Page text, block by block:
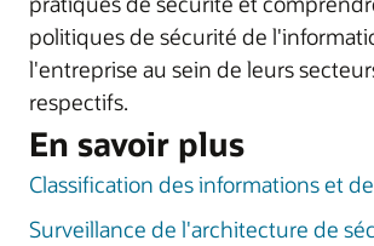
politiques de sécurité de
l'entreprise au sein de leurs
respectifs.
En savoir plus
Classification des informations et
Surveillance de l'architecture de